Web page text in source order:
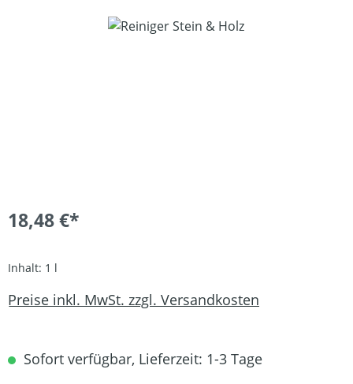
Bildergalerie überspringen
18,48 €*
Inhalt: 1 l
Preise inkl. MwSt. zzgl. Versandkosten
Sofort verfügbar, Lieferzeit: 1-3 Tage